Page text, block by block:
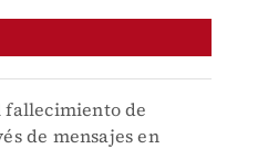
de
de mensajes en